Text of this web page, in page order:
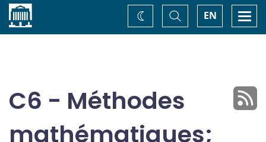
Accueil EN
Basculer
la
recherche
Changez
de
C6 - Méthodes
mathématiques;